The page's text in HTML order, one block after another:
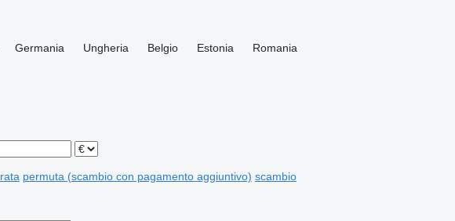
Germania Ungheria Belgio Estonia
Romania
rata permuta (scambio con pagamento aggiuntivo) scambio